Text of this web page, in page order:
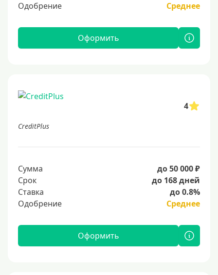
Одобрение
Среднее
Оформить
4
CreditPlus
Сумма
до 50 000 ₽
Срок
до 168 дней
Ставка
до 0.8%
Одобрение
Среднее
Оформить